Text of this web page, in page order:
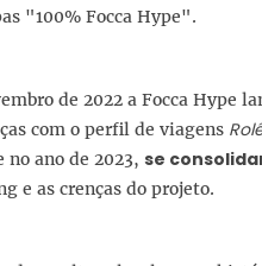
"100% Focca Hype".
de 2022 a Focca Hype
com o perfil de viagens
no ano de 2023, se
e as crenças do projeto.